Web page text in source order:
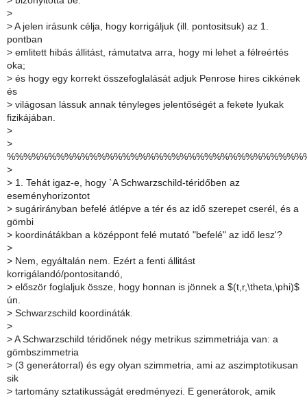
>
> A jelen irásunk célja, hogy korrigáljuk (ill. pontositsuk) az 1.
pontban
> emlitett hibás állitást, rámutatva arra, hogy mi lehet a félreértés
oka;
> és hogy egy korrekt összefoglalását adjuk Penrose hires cikkének
és
> világosan lássuk annak tényleges jelentőségét a fekete lyukak
fizikájában.
>
>
>
> 1. Tehát igaz-e, hogy `A Schwarzschild-téridőben az
eseményhorizontot
> sugárirányban befelé átlépve a tér és az idő szerepet cserél, és a
gömbi
> koordinátákban a középpont felé mutató "befelé" az idő lesz'?
>
> Nem, egyáltalán nem. Ezért a fenti állitást
korrigálandó/pontositandó,
> először foglaljuk össze, hogy honnan is jönnek a $(t,r,\theta,\phi)$
ún.
> Schwarzschild koordináták.
>
> A Schwarzschild téridőnek négy metrikus szimmetriája van: a
gömbszimmetria
> (3 generátorral) és egy olyan szimmetria, ami az aszimptotikusan
sik
> tartomány sztatikusságát eredményezi. E generátorok, amik